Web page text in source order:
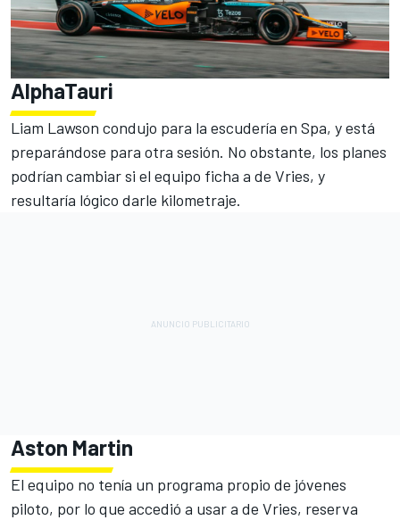
AlphaTauri
Liam Lawson condujo para la escudería en Spa, y está
preparándose para otra sesión. No obstante, los planes
podrían cambiar si el equipo ficha a de Vries, y
resultaría lógico darle kilometraje.
Aston Martin
El equipo no tenía un programa propio de jóvenes
piloto, por lo que accedió a usar a de Vries, reserva